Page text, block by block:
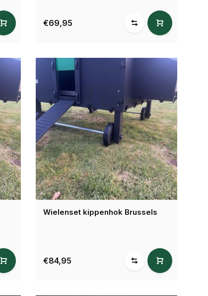
€69,95
Wielenset kippenhok Brussels
€84,95